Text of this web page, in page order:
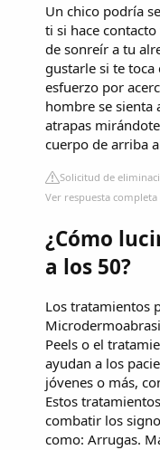
Un chico podría
ti si hace
de sonreír a tu
gustarle si te toca
esfuerzo por
hombre se sienta
atrapas
cuerpo de arriba
Solicitud de
Ver respuesta
¿Cómo
a los 50?
Los tratamientos
Peels o el
ayudan a los
jóvenes o más,
Estos
combatir los
como: Arrugas.